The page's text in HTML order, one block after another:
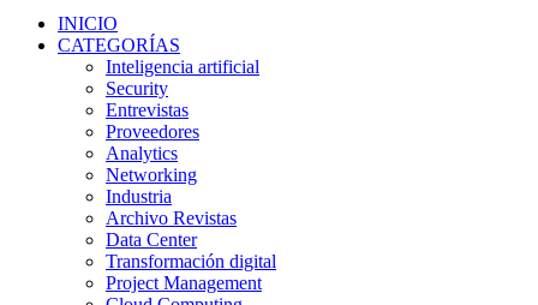
INICIO
CATEGORÍAS
Inteligencia artificial
Security
Entrevistas
Proveedores
Analytics
Networking
Industria
Archivo Revistas
Data Center
Transformación digital
Project Management